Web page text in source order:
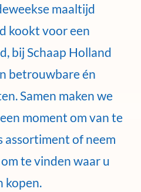
maaltijd
kookt voor een
bij Schaap Holland
betrouwbare én
Samen maken we
moment om van te
assortiment of neem
te vinden waar u
kopen.